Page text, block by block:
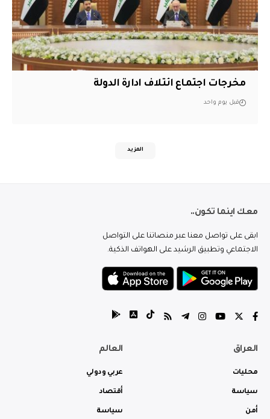
مخرجات اجتماع ائتلاف ادارة الدولة
قبل يوم واحد
المزيد
معك اينما تكون..
ابقى على تواصل معنا عبر منصاتنا على التواصل
الاجتماعي وتطبيق الرشيد على الهواتف الذكية.
العراق
محليات
سياسة
أمن
العالم
عربي ودولي
أقتصاد
سياسة